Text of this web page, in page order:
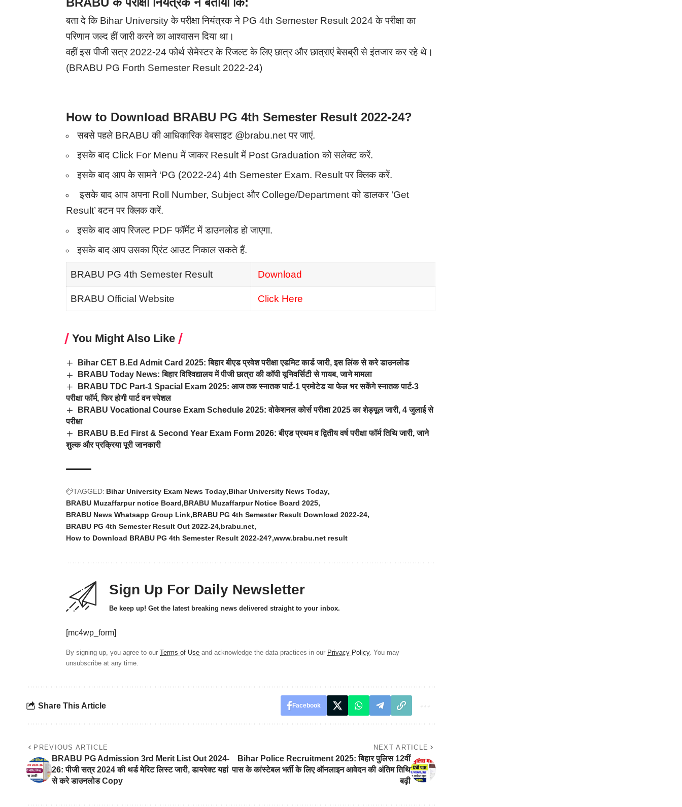
बता दे कि Bihar University के परीक्षा नियंत्रक ने PG 4th Semester Result 2024 के परीक्षा का
परिणाम जल्द हीं जारी करने का आश्वासन दिया था।
वहीं इस पीजी सत्र 2022-24 फोर्थ सेमेस्टर के रिजल्ट के लिए छात्र और छात्राएं बेसब्री से इंतजार कर रहे थे।
(BRABU PG Forth Semester Result 2022-24)
How to Download BRABU PG 4th Semester Result 2022-24?
सबसे पहले BRABU की आधिकारिक वेबसाइट @brabu.net पर जाएं.
इसके बाद Click For Menu में जाकर Result में Post Graduation को सलेक्ट करें.
इसके बाद आप के सामने ‘PG (2022-24) 4th Semester Exam. Result पर क्लिक करें.
इसके बाद आप अपना Roll Number, Subject और College/Department को डालकर ‘Get
Result’ बटन पर क्लिक करें.
इसके बाद आप रिजल्ट PDF फॉर्मेट में डाउनलोड हो जाएगा.
इसके बाद आप उसका प्रिंट आउट निकाल सकते हैं.
BRABU PG 4th Semester Result Download
BRABU Official Website Click Here
You Might Also Like
Bihar CET B.Ed Admit Card 2025: बिहार बीएड प्रवेश परीक्षा एडमिट कार्ड जारी, इस लिंक से करे डाउनलोड
BRABU Today News: बिहार विश्विद्यालय में पीजी छात्रा की कॉपी यूनिवर्सिटी से गायब, जाने मामला
BRABU TDC Part-1 Spacial Exam 2025: आज तक स्नातक पार्ट-1 प्रमोटेड या फेल भर सकेंगे स्नातक पार्ट-3
परीक्षा फॉर्म, फिर होगी पार्ट वन स्पेशल
BRABU Vocational Course Exam Schedule 2025: वोकेशनल कोर्स परीक्षा 2025 का शेड्यूल जारी, 4 जुलाई से
परीक्षा
BRABU B.Ed First & Second Year Exam Form 2026: बीएड प्रथम व द्वितीय वर्ष परीक्षा फॉर्म तिथि जारी, जाने
शुल्क और प्रक्रिया पूरी जानकारी
TAGGED: Bihar University Exam News Today Bihar University News Today
BRABU Muzaffarpur notice Board BRABU Muzaffarpur Notice Board 2025
BRABU News Whatsapp Group Link BRABU PG 4th Semester Result Download 2022-24
BRABU PG 4th Semester Result Out 2022-24 brabu.net
How to Download BRABU PG 4th Semester Result 2022-24? www.brabu.net result
Sign Up For Daily Newsletter
Be keep up! Get the latest breaking news delivered straight to your inbox.
[mc4wp_form]
By signing up, you agree to our Terms of Use and acknowledge the data practices in our Privacy Policy. You may
unsubscribe at any time.
Share This Article Facebook
PREVIOUS ARTICLE
BRABU PG Admission 3rd Merit List Out 2024-
26: पीजी सत्र 2024 की थर्ड मेरिट लिस्ट जारी, डायरेक्ट यहां
से करे डाउनलोड Copy
NEXT ARTICLE
Bihar Police Recruitment 2025: बिहार पुलिस 12वीं
पास के कांस्टेबल भर्ती के लिए ऑनलाइन आवेदन की अंतिम तिथि
बढ़ी